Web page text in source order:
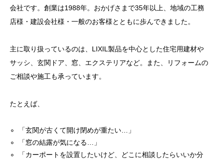
会社です。創業は1988年。おかげさまで35年以上、地域の工務
店様・建設会社様・一般のお客様とともに歩んできました。
主に取り扱っているのは、LIXIL製品を中心とした住宅用建材や
サッシ、玄関ドア、窓、エクステリアなど。また、リフォームの
ご相談や施工も承っています。
たとえば、
「玄関が古くて開け閉めが重たい…」
「窓の結露が気になる…」
「カーポートを設置したいけど、どこに相談したらいいか分